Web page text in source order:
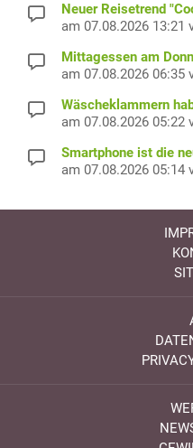
Neuer Reisetrend
am 07.08.2026 13:21
Mittagessen am
am 07.08.2026 06:35
Wäscheklammern
am 07.08.2026 05:22
Smartphone ist die
am 07.08.2026 05:14